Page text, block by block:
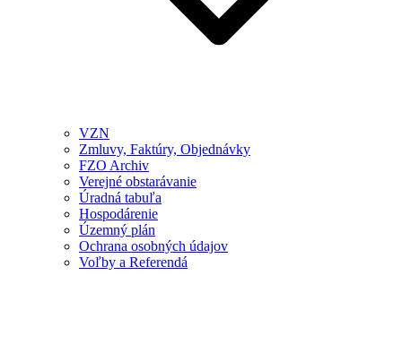
VZN
Zmluvy, Faktúry, Objednávky
FZO Archiv
Verejné obstarávanie
Úradná tabuľa
Hospodárenie
Územný plán
Ochrana osobných údajov
Voľby a Referendá